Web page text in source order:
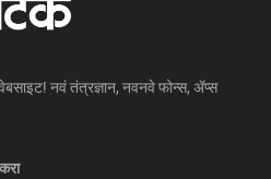
वेबसाइट! नवं तंत्रज्ञान, नवनवे फोन्स, ॲप्स